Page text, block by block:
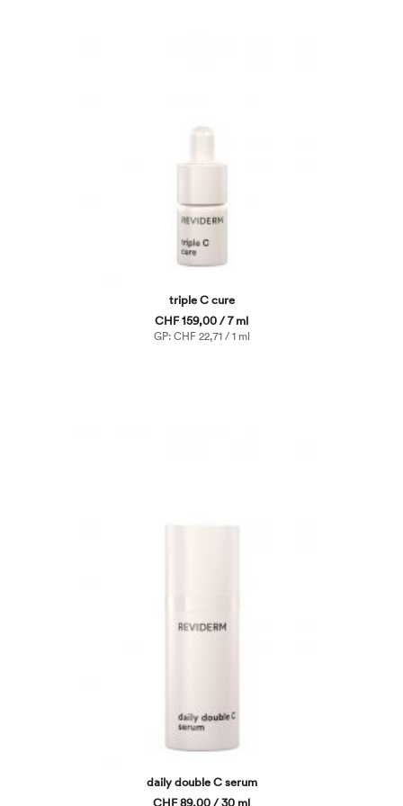
triple C cure
CHF 159,00 / 7 ml
GP: CHF 22,71 / 1 ml
daily double C serum
CHF 89,00 / 30 ml